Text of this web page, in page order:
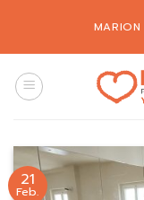
springen
MARION
21
Feb.